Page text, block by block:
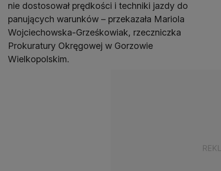
nie dostosował prędkości i techniki jazdy do
panujących warunków – przekazała Mariola
Wojciechowska-Grześkowiak, rzeczniczka
Prokuratury Okręgowej w Gorzowie
Wielkopolskim.